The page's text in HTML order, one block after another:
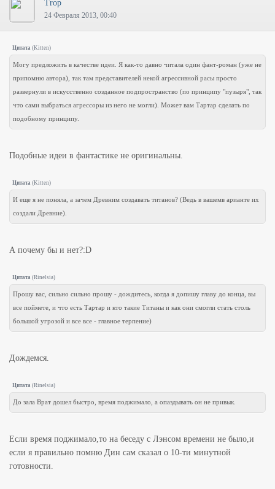
Trop
24 Февраля 2013, 00:40
Цитата (Kitten)
Могу предложить в качестве идеи. Я как-то давно читала один фант-роман (уже не
припомню автора), так там представителей некой агрессивной расы просто
развернули в искусственно созданное подпространство (по принципу "пузыря", так
что сами выбраться агрессоры из него не могли). Может вам Тартар сделать по
подобному принципу.
Подобные идеи в фантастике не оригинальны.
Цитата (Kitten)
И еще я не поняла, а зачем Древним создавать титанов? (Ведь в вашемв арианте их
создали Древние).
А почему бы и нет?:D
Цитата (Rinelsia)
Прошу вас, сильно сильно прошу - дождитесь, когда я допишу главу до конца, вы
все поймете, и что есть Тартар и кто такие Титаны и как они смогли стать столь
большой угрозой и все все - главное терпение)
Дождемся.
Цитата (Rinelsia)
До зала Врат дошел быстро, время поджимало, а опаздывать он не привык.
Если время поджимало,то на беседу с Лэнсом времени не было,и
если я правильно помню Дин сам сказал о 10-ти минутной
готовности.